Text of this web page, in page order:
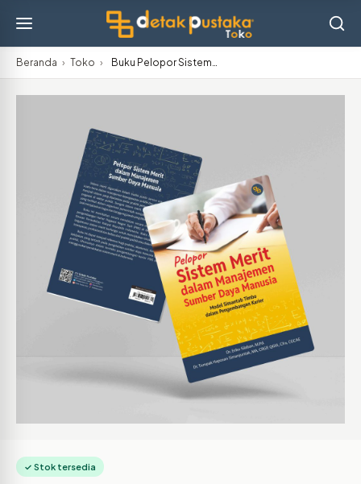
Beranda › Toko › Buku Pelopor Sistem…
✓ Stok tersedia